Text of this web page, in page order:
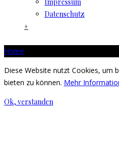
Datenschutz
+
Home
Diese Website nutzt Cookies, um
bieten zu können. Mehr
Ok, verstanden